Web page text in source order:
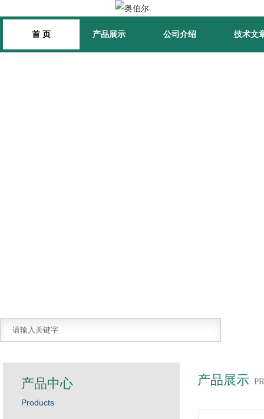
首 页 产品展示 公司介绍 技术文
产品展示
产品中心
Products